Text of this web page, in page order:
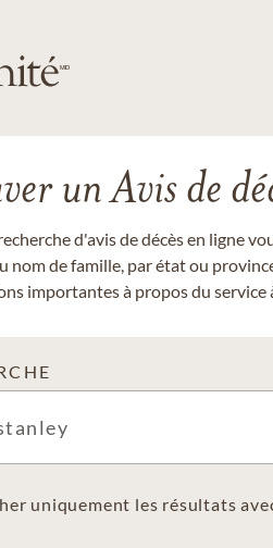
un Avis de
d'avis de décès en ligne
nom de famille, par état ou
importantes à propos du service
uniquement les résultats